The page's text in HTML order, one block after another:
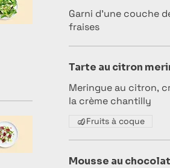
Garni d'une couche
fraises
Tarte au citron
Meringue au citron,
la crème chantilly
Fruits à coque
Mousse au